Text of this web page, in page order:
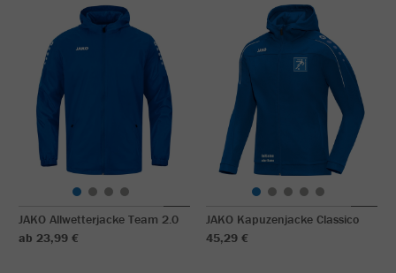
JAKO Allwetterjacke Team 2.0
ab 23,99 €
JAKO Kapuzenjacke Classico
45,29 €